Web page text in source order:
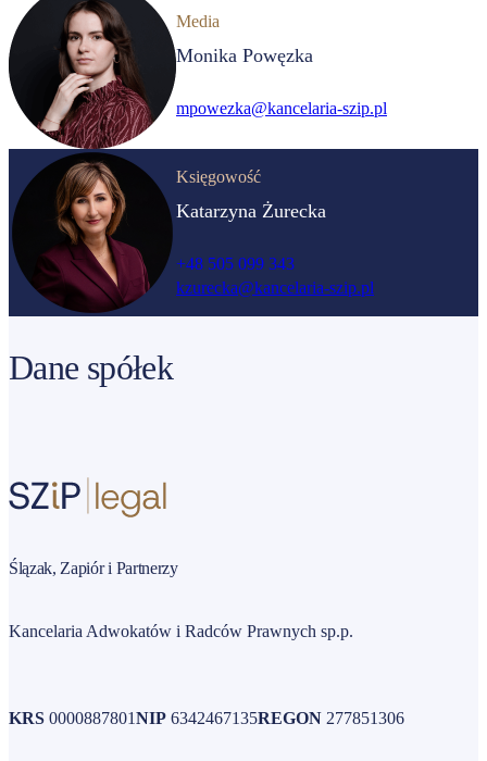
Media
Monika Powęzka
mpowezka@kancelaria-szip.pl
Księgowość
Katarzyna Żurecka
+48 505 099 343
kzurecka@kancelaria-szip.pl
Dane spółek
Ślązak, Zapiór i Partnerzy
Kancelaria Adwokatów i Radców Prawnych sp.p.
KRS 0000887801NIP 6342467135REGON 277851306